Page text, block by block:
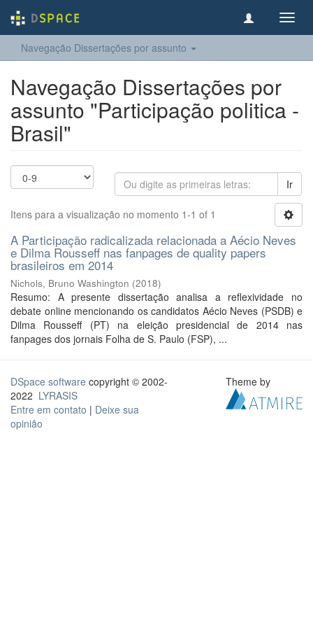
Navegação Dissertações por assunto
Navegação Dissertações por
assunto "Participação politica -
Brasil"
Ir
Itens para a visualização no momento 1-1 of 1
A Participação radicalizada relacionada a Aécio Neves
e Dilma Rousseff nas fanpages de quality papers
brasileiros em 2014
Nichols, Bruno Washington (2018)
Resumo: A presente dissertação analisa a reflexividade no
debate online mencionando os candidatos Aécio Neves (PSDB) e
Dilma Rousseff (PT) na eleição presidencial de 2014 nas
fanpages dos jornais Folha de S. Paulo (FSP), ...
DSpace software copyright © 2002-
2022 LYRASIS
Entre em contato | Deixe sua
opinião
Theme by